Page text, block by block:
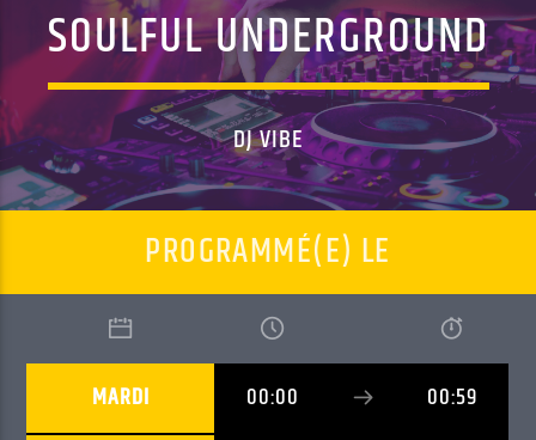
YELLOW RADIO
#ONLYGOODVIBES
SOULFUL UNDERGROUND
DJ VIBE
PROGRAMMÉ(E) LE
MARDI 00:00 00:59